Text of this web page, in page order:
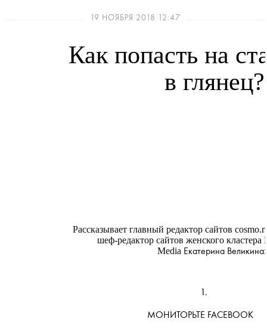
19 НОЯБРЯ 2018 12:47
Как попасть на
в глянец?
Рассказывает главный редактор сайтов
шеф-редактор сайтов женского
Media Екатерина Великина:
1.
МОНИТОРЬТЕ FACEBOOK